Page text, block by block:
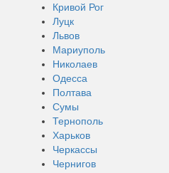
Кривой Рог
Луцк
Львов
Мариуполь
Николаев
Одесса
Полтава
Сумы
Тернополь
Харьков
Черкассы
Чернигов